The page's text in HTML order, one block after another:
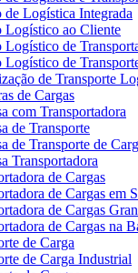
de Logística Integrada
Logístico ao Cliente
Logístico de
Logístico de
de Transporte
de Cargas
com Transportadora
de Transporte
de Transporte de
Transportadora
de Cargas
de Cargas em
de Cargas
de Cargas na
de Carga
de Carga Industrial